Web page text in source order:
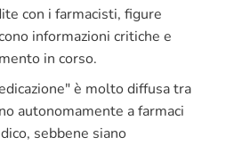
con i farmacisti, figure
informazioni critiche e
in corso.
è molto diffusa tra
autonomamente a farmaci
sebbene siano